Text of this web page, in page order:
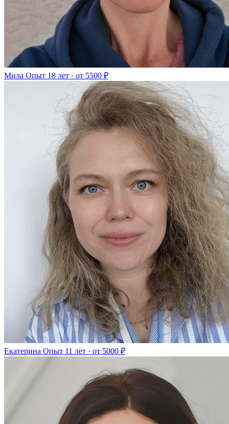
Мила Опыт 18 лет · от 5500 ₽
Екатерина Опыт 11 лет · от 5000 ₽